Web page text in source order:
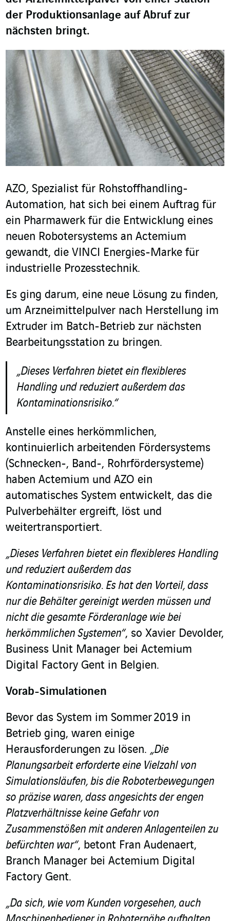
der Produktionsanlage auf Abruf zur
nächsten bringt.
AZO, Spezialist für Rohstoffhandling-
Automation, hat sich bei einem Auftrag für
ein Pharmawerk für die Entwicklung eines
neuen Robotersystems an Actemium
gewandt, die VINCI Energies-Marke für
industrielle Prozesstechnik.
Es ging darum, eine neue Lösung zu finden,
um Arzneimittelpulver nach Herstellung im
Extruder im Batch-Betrieb zur nächsten
Bearbeitungsstation zu bringen.
„Dieses Verfahren bietet ein flexibleres
Handling und reduziert außerdem das
Kontaminationsrisiko.“
Anstelle eines herkömmlichen,
kontinuierlich arbeitenden Fördersystems
(Schnecken-, Band-, Rohrfördersysteme)
haben Actemium und AZO ein
automatisches System entwickelt, das die
Pulverbehälter ergreift, löst und
weitertransportiert.
„Dieses Verfahren bietet ein flexibleres Handling
und reduziert außerdem das
Kontaminationsrisiko. Es hat den Vorteil, dass
nur die Behälter gereinigt werden müssen und
nicht die gesamte Förderanlage wie bei
herkömmlichen Systemen“, so Xavier Devolder,
Business Unit Manager bei Actemium
Digital Factory Gent in Belgien.
Vorab-Simulationen
Bevor das System im Sommer 2019 in
Betrieb ging, waren einige
Herausforderungen zu lösen. „Die
Planungsarbeit erforderte eine Vielzahl von
Simulationsläufen, bis die Roboterbewegungen
so präzise waren, dass angesichts der engen
Platzverhältnisse keine Gefahr von
Zusammenstößen mit anderen Anlagenteilen zu
befürchten war“, betont Fran Audenaert,
Branch Manager bei Actemium Digital
Factory Gent.
„Da sich, wie vom Kunden vorgesehen, auch